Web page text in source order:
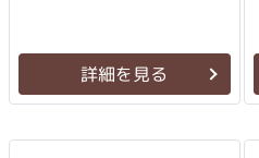
詳細を見る